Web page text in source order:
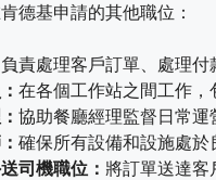
德基申請的其他職位：
負責處理客戶訂單、處理付
在各個工作站之間工作，
協助餐廳經理監督日常運
確保所有設備和設施處於
司機職位： 將訂單送達客